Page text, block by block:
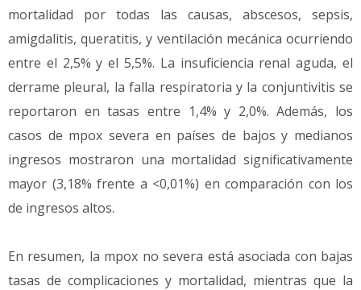
mortalidad por todas las causas, abscesos, sepsis,
amigdalitis, queratitis, y ventilación mecánica ocurriendo
entre el 2,5% y el 5,5%. La insuficiencia renal aguda, el
derrame pleural, la falla respiratoria y la conjuntivitis se
reportaron en tasas entre 1,4% y 2,0%. Además, los
casos de mpox severa en países de bajos y medianos
ingresos mostraron una mortalidad significativamente
mayor (3,18% frente a <0,01%) en comparación con los
de ingresos altos.
En resumen, la mpox no severa está asociada con bajas
tasas de complicaciones y mortalidad, mientras que la